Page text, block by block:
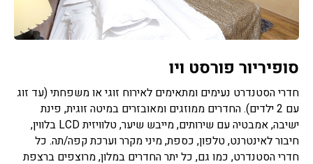
סופיריור פורסט ויו
חדרי הסטנדרט נעימים ומתאימים לאירוח זוגי או משפחתי (עד זוג
עם 2 ילדים). החדרים ממוזגים ומאובזרים במיטה זוגית, פינת
ישיבה, אמבטיה עם שירותים, מייבש שיער, טלוויזית LCD בלווין,
חיבור לאינטרנט, טלפון, כספת, מיני מקרר וערכת קפה/תה. כל
חדרי הסטנדרט, כמו גם, כל יתר החדרים במלון, מרוצפים ברצפת